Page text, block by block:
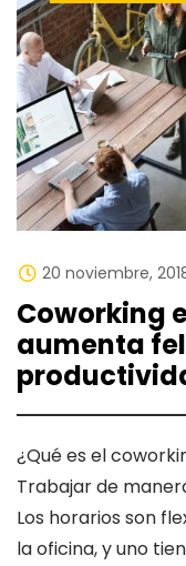
20 noviembre,
Coworking
aumenta
¿Qué es el
Trabajar de
Los horarios son
la oficina, y uno